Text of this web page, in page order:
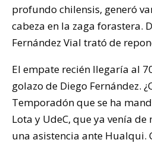
profundo chilensis, generó
cabeza en la zaga forastera.
Fernández Vial trató de
El empate recién llegaría al
golazo de Diego Fernández.
Temporadón que se ha
Lota y UdeC, que ya venía
una asistencia ante Hualqui.